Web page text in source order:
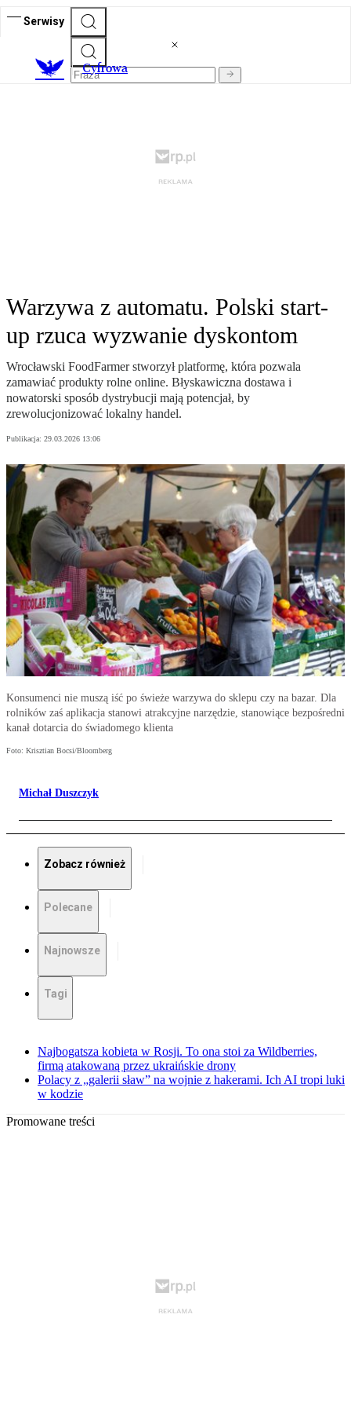
Serwisy
Cyfrowa
Warzywa z automatu. Polski start-
up rzuca wyzwanie dyskontom
Wrocławski FoodFarmer stworzył platformę, która pozwala
zamawiać produkty rolne online. Błyskawiczna dostawa i
nowatorski sposób dystrybucji mają potencjał, by
zrewolucjonizować lokalny handel.
Publikacja: 29.03.2026 13:06
Konsumenci nie muszą iść po świeże warzywa do sklepu czy na bazar. Dla
rolników zaś aplikacja stanowi atrakcyjne narzędzie, stanowiące bezpośredni
kanał dotarcia do świadomego klienta
Foto: Krisztian Bocsi/Bloomberg
Michał Duszczyk
Zobacz również
Polecane
Najnowsze
Tagi
Najbogatsza kobieta w Rosji. To ona stoi za Wildberries,
firmą atakowaną przez ukraińskie drony
Polacy z „galerii sław” na wojnie z hakerami. Ich AI tropi luki
w kodzie
Promowane treści